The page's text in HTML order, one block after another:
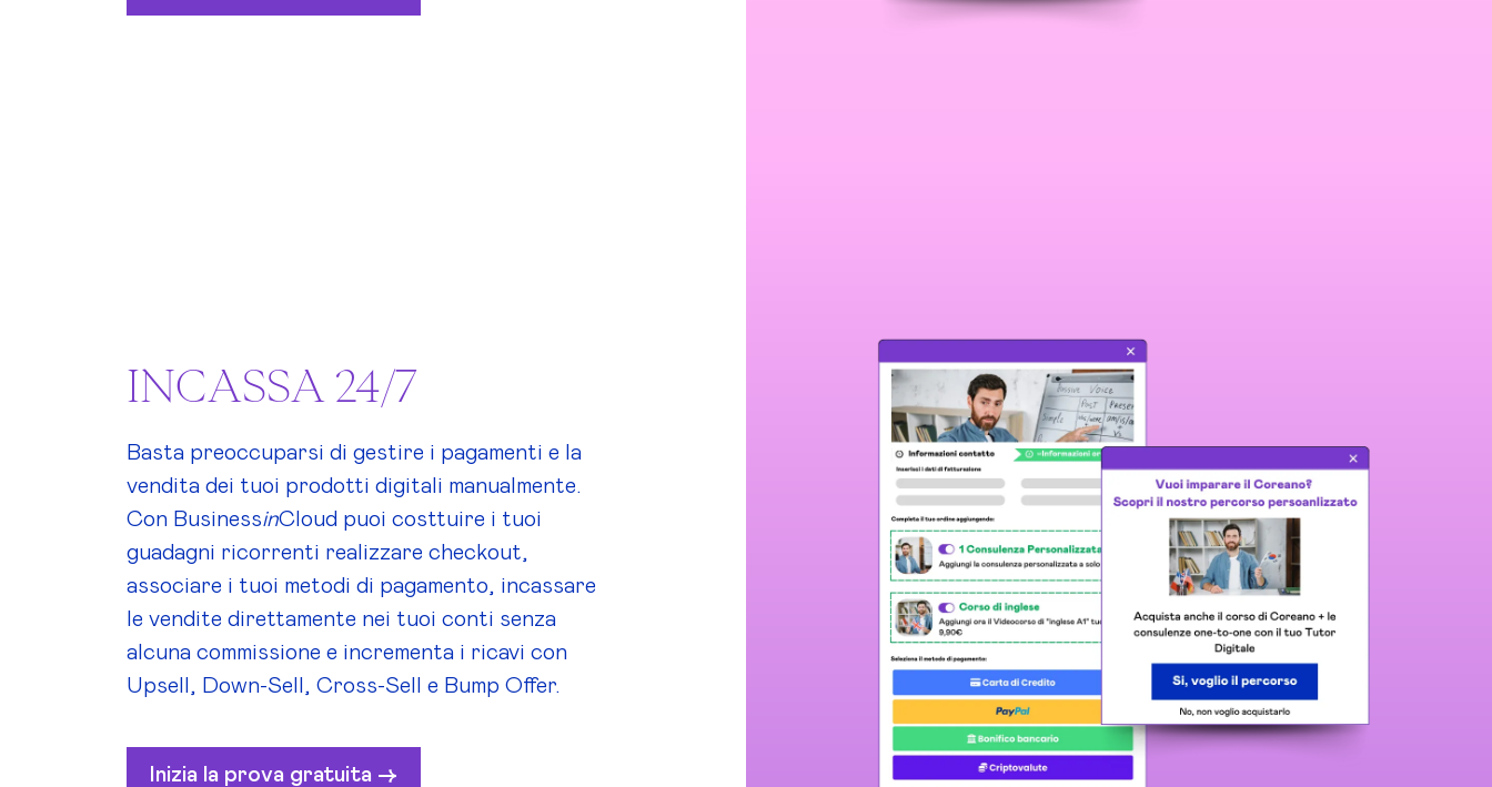
INCASSA 24/7
Basta preoccuparsi di gestire i pagamenti e la
vendita dei tuoi prodotti digitali manualmente.
Con BusinessinCloud puoi costtuire i tuoi
guadagni ricorrenti realizzare checkout,
associare i tuoi metodi di pagamento, incassare
le vendite direttamente nei tuoi conti senza
alcuna commissione e incrementa i ricavi con
Upsell, Down-Sell, Cross-Sell e Bump Offer.
Inizia la prova gratuita ->